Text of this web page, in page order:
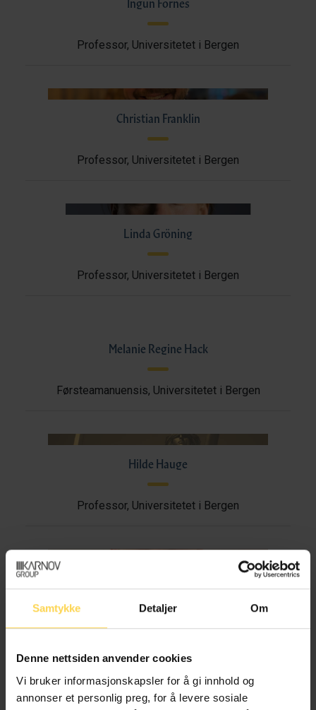
Samtykke Detaljer Om
Denne nettsiden anvender cookies
Vi bruker informasjonskapsler for å gi innhold og
annonser et personlig preg, for å levere sosiale
Professor, Universitetet i Bergen
Christian Franklin
Professor, Universitetet i Bergen
Linda Gröning
Professor, Universitetet i Bergen
Melanie Regine Hack
Førsteamanuensis, Universitetet i Bergen
Hilde Hauge
Professor, Universitetet i Bergen
Tollef Otterdal Heggen